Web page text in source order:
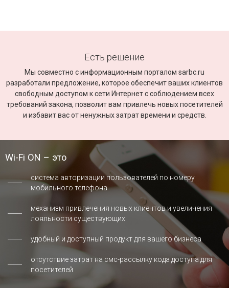
Есть решение
Мы совместно с информационным порталом sarbc.ru
разработали предложение, которое обеспечит ваших клиентов
свободным доступом к сети Интернет с соблюдением всех
требований закона, позволит вам привлечь новых посетителей
и избавит вас от ненужных затрат времени и средств.
Wi-Fi ON – это
система авторизации пользователей по номеру
мобильного телефона
механизм привлечения новых клиентов и увеличения
лояльности существующих
удобный и доступный продукт для вашего бизнеса
отсутствие затрат на смс-рассылку кода доступа для
посетителей